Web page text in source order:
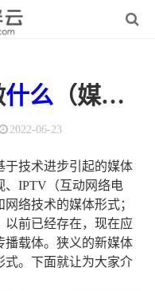
什么 （媒体运营专员主要做什么）
2022-06-23
于技术进步引起的媒体
、IPTV（互动网络电
络技术的媒体形式；
以前已经存在，现在应
播载体。狭义的新媒体
式。下面就让为大家介